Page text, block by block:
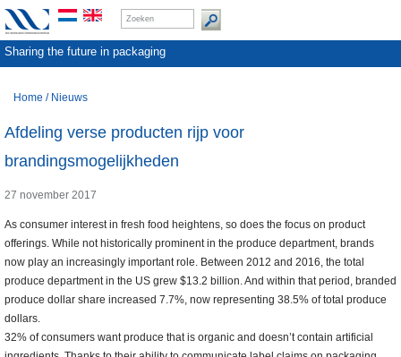
Sharing the future in packaging
Home / Nieuws
Afdeling verse producten rijp voor
brandingsmogelijkheden
27 november 2017
As consumer interest in fresh food heightens, so does the focus on product
offerings. While not historically prominent in the produce department, brands
now play an increasingly important role. Between 2012 and 2016, the total
produce department in the US grew $13.2 billion. And within that period, branded
produce dollar share increased 7.7%, now representing 38.5% of total produce
dollars.
32% of consumers want produce that is organic and doesn’t contain artificial